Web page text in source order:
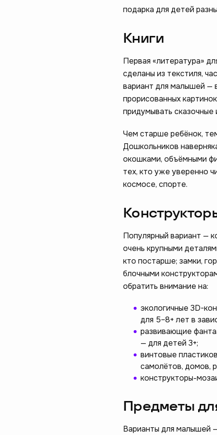
подарка для детей
Книги
Первая «литература»
сделаны из текстиля,
вариант для малышей —
прорисованных
придумывать
Чем старше ребёнок,
Дошкольников
окошками, объёмными
тех, кто уже уверенно
космосе, спорте.
Популярный вариант —
очень крупными
кто постарше; замки,
блочными
обратить внимание на:
экологичные 3D-
для 5–8+ лет в
развивающие
— для детей 3+;
винтовые
самолётов, домов,
конструкторы-
Предметы
Варианты для малышей